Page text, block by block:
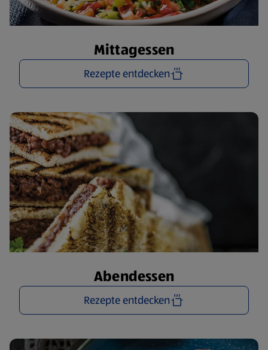
Mittagessen
Rezepte entdecken
Abendessen
Rezepte entdecken